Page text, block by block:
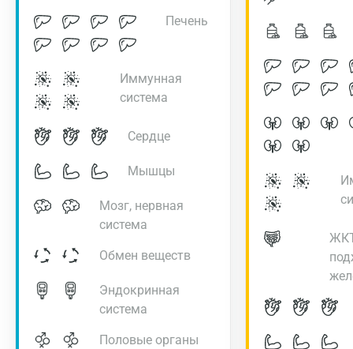
Печень
Иммунная
система
Сердце
Мышцы
Мозг, нервная
система
Обмен веществ
Эндокринная
система
Половые органы